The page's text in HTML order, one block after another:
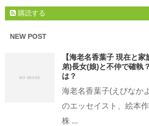
購読する
NEW POST
【海老名香葉子 現在と家
弟)長女(娘)と不仲で確執
は？
海老名香葉子(えびなか
のエッセイスト、絵本
株 ...